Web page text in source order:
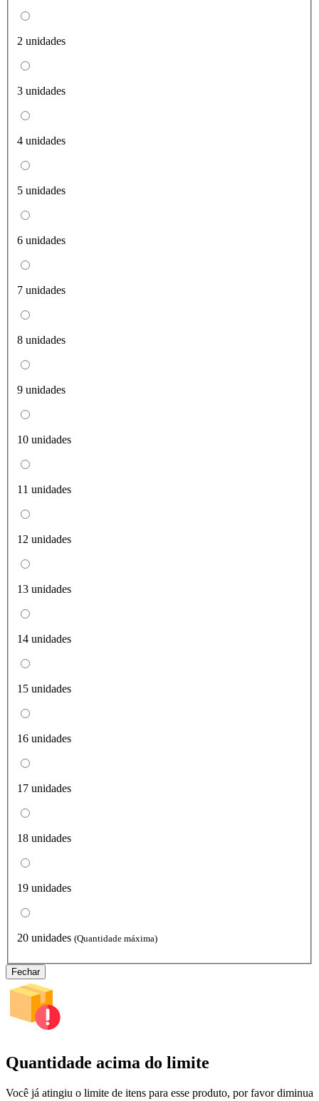
2 unidades
3 unidades
4 unidades
5 unidades
6 unidades
7 unidades
8 unidades
9 unidades
10 unidades
11 unidades
12 unidades
13 unidades
14 unidades
15 unidades
16 unidades
17 unidades
18 unidades
19 unidades
20 unidades (Quantidade máxima)
Fechar
Quantidade acima do limite
Você já atingiu o limite de itens para esse produto, por favor diminua